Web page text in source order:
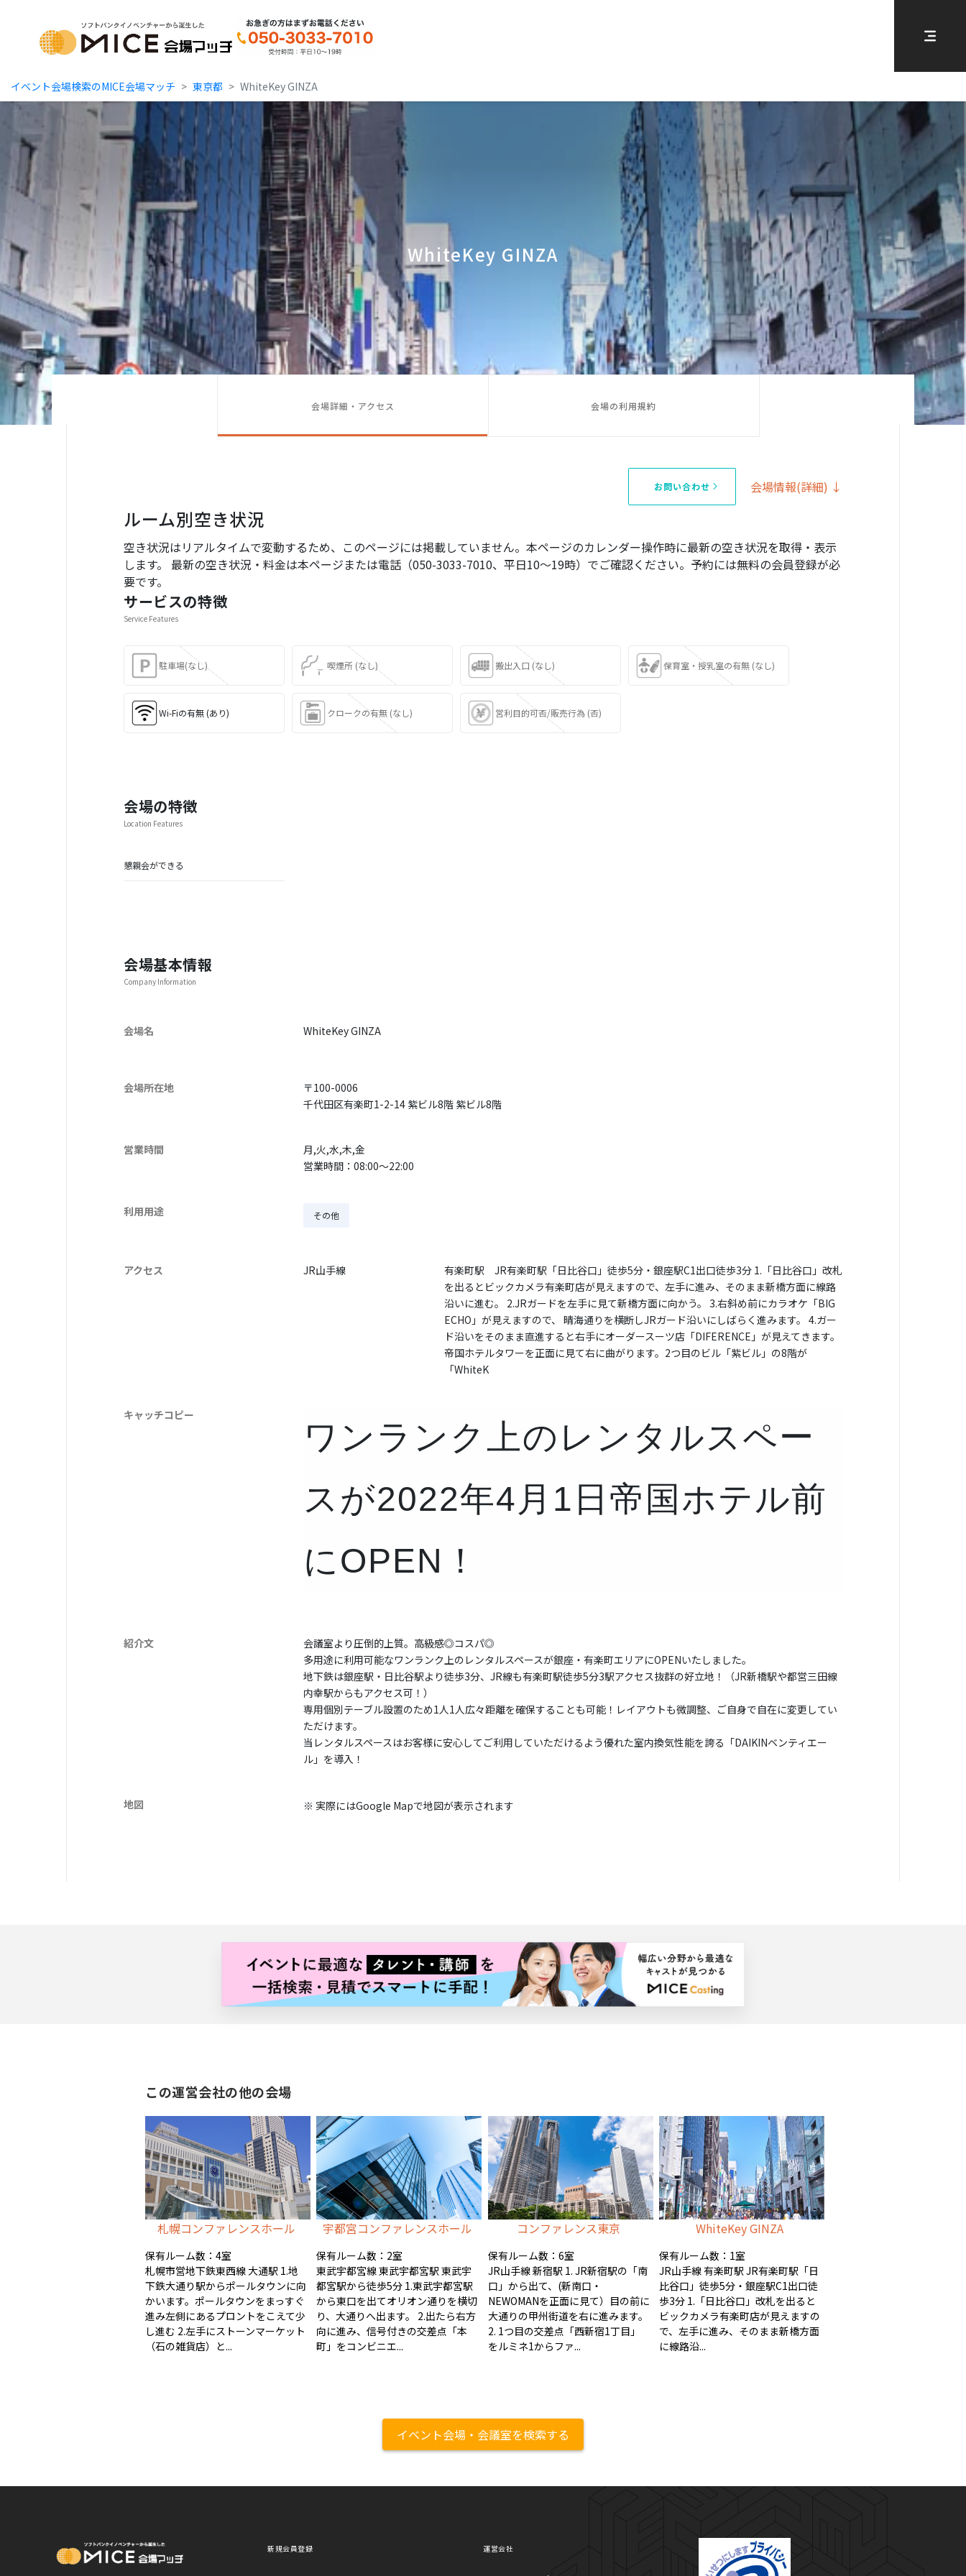
MICE Platform
イベント会場検索のMICE会場マッチ 東京都 WhiteKey GINZA
WhiteKey GINZA
会場詳細・アクセス 会場の利用規約
お問い合わせ 会場情報(詳細) ↓
ルーム別空き状況
空き状況はリアルタイムで変動するため、このページには掲載していません。本ページのカレンダー操作時に最新の空き状況を取得・表示
します。 最新の空き状況・料金は本ページまたは電話（050-3033-7010、平日10〜19時）でご確認ください。予約には無料の会員登録が必
要です。
サービスの特徴
Service Features
駐車場(なし) 喫煙所 (なし) 搬出入口 (なし) 保育室・授乳室の有無 (なし)
Wi-Fiの有無 (あり) クロークの有無 (なし) 営利目的可否/販売行為 (否)
会場の特徴
Location Features
懇親会ができる
会場基本情報
Company Information
会場名 WhiteKey GINZA
会場所在地
〒100-0006
千代田区有楽町1-2-14 紫ビル8階 紫ビル8階
営業時間
月,火,水,木,金
営業時間：08:00〜22:00
利用用途 その他
アクセス JR山手線
有楽町駅 JR有楽町駅「日比谷口」徒歩5分・銀座駅C1出口徒歩3分 1.「日比谷口」改札
を出るとビックカメラ有楽町店が見えますので、左手に進み、そのまま新橋方面に線路
沿いに進む。 2.JRガードを左手に見て新橋方面に向かう。 3.右斜め前にカラオケ「BIG
ECHO」が見えますので、 晴海通りを横断しJRガード沿いにしばらく進みます。 4.ガー
ド沿いをそのまま直進すると右手にオーダースーツ店「DIFERENCE」が見えてきます。
帝国ホテルタワーを正面に見て右に曲がります。2つ目のビル「紫ビル」の8階が
「WhiteK
キャッチコピー
ワンランク上のレンタルスペー
スが2022年4月1日帝国ホテル前
にOPEN！
紹介文
会議室より圧倒的上質。高級感◎コスパ◎
多用途に利用可能なワンランク上のレンタルスペースが銀座・有楽町エリアにOPENいたしました。
地下鉄は銀座駅・日比谷駅より徒歩3分、JR線も有楽町駅徒歩5分3駅アクセス抜群の好立地！（JR新橋駅や都営三田線
内幸駅からもアクセス可！）
専用個別テーブル設置のため1人1人広々距離を確保することも可能！レイアウトも微調整、ご自身で自在に変更してい
ただけます。
当レンタルスペースはお客様に安心してご利用していただけるよう優れた室内換気性能を誇る「DAIKINベンティエー
ル」を導入！
地図 ※ 実際にはGoogle Mapで地図が表示されます
この運営会社の他の会場
札幌コンファレンスホール
保有ルーム数：4室
札幌市営地下鉄東西線 大通駅 1.地
下鉄大通り駅からポールタウンに向
かいます。ポールタウンをまっすぐ
進み左側にあるプロントをこえて少
し進む 2.左手にストーンマーケット
（石の雑貨店）と...
宇都宮コンファレンスホール
保有ルーム数：2室
東武宇都宮線 東武宇都宮駅 東武宇
都宮駅から徒歩5分 1.東武宇都宮駅
から東口を出てオリオン通りを横切
り、大通りへ出ます。 2.出たら右方
向に進み、信号付きの交差点「本
町」をコンビニエ...
コンファレンス東京
保有ルーム数：6室
JR山手線 新宿駅 1. JR新宿駅の「南
口」から出て、(新南口・
NEWOMANを正面に見て）目の前に
大通りの甲州街道を右に進みます。
2. 1つ目の交差点「西新宿1丁目」
をルミネ1からファ...
WhiteKey GINZA
保有ルーム数：1室
JR山手線 有楽町駅 JR有楽町駅「日
比谷口」徒歩5分・銀座駅C1出口徒
歩3分 1.「日比谷口」改札を出ると
ビックカメラ有楽町店が見えますの
で、左手に進み、そのまま新橋方面
に線路沿...
イベント会場・会議室を検索する
新規会員登録 運営会社